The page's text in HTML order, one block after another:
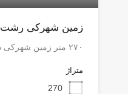
زمین شهرکی رشت
۲۷۰ متر زمین شهرکی دور…
متراژ
270